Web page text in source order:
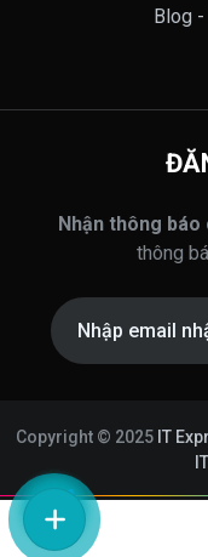
Blog
Nhận thông
thông
Copyright © 2025 IT